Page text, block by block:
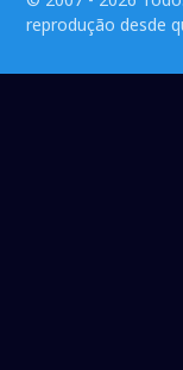
reprodução desde